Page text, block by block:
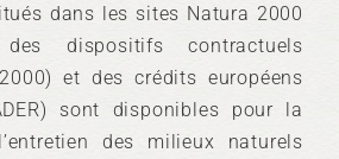
dans les sites Natura 2000
dispositifs contractuels
et des crédits européens
sont disponibles pour la
des milieux naturels